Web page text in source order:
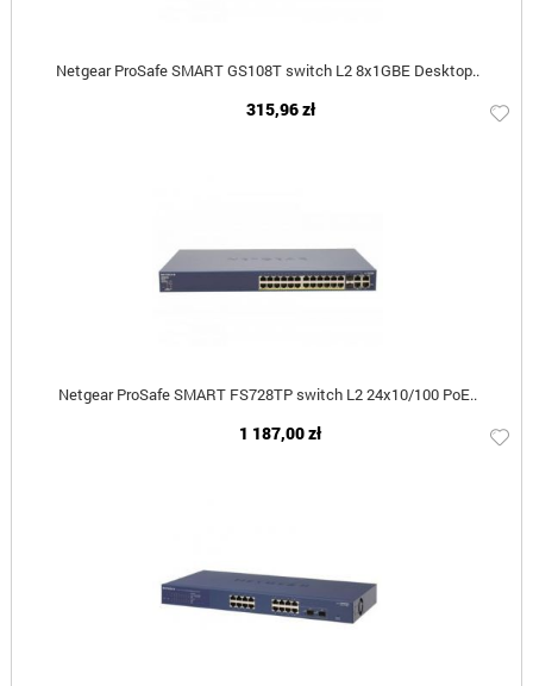
Netgear ProSafe SMART GS108T switch L2 8x1GBE Desktop..
315,96 zł
Netgear ProSafe SMART FS728TP switch L2 24x10/100 PoE..
1 187,00 zł